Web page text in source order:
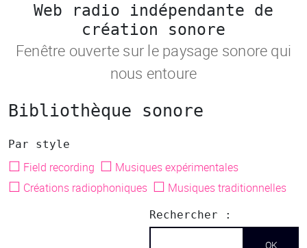
Web radio indépendante de
création sonore
Fenêtre ouverte sur le paysage sonore qui
nous entoure
Bibliothèque sonore
Par style
☐ Field recording ☐ Musiques expérimentales
☐ Créations radiophoniques ☐ Musiques traditionnelles
Rechercher :